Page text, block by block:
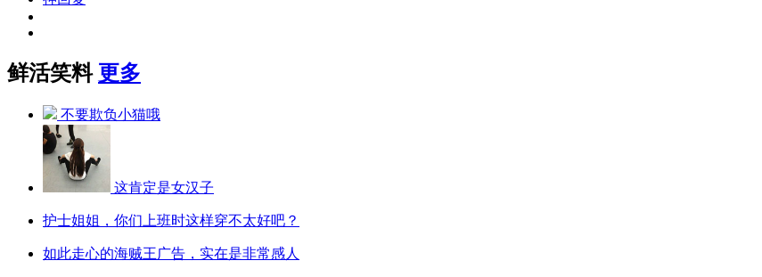
鲜活笑料 更多
不要欺负小猫哦
这肯定是女汉子
护士姐姐，你们上班时这样穿不太好吧？
如此走心的海贼王广告，实在是非常感人